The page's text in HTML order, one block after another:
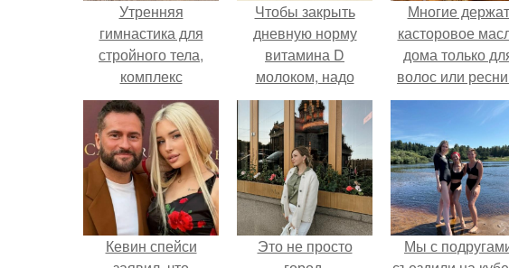
Утренняя
гимнастика для
стройного тела,
комплекс
упражнений:
Чтобы закрыть
дневную норму
витамина D
молоком, надо
выпить 30 литров
или съесть одну
чайную ложку
печени трески.
Многие держат
касторовое
дома только
волос или
Кевин спейси
Это не просто
Мы с